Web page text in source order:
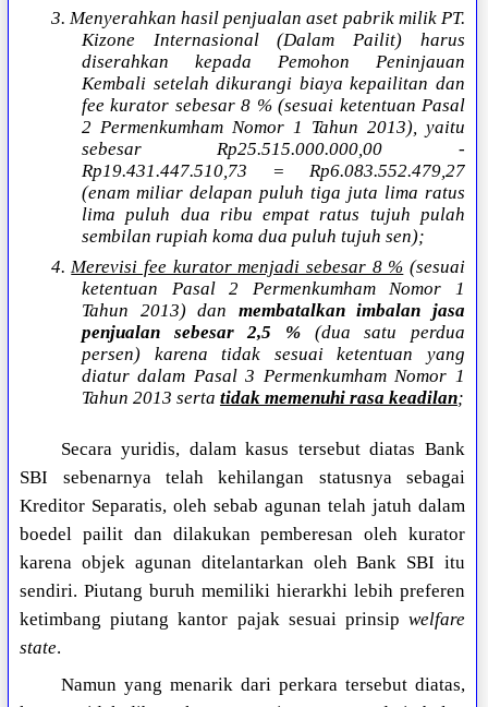
3. Menyerahkan hasil penjualan aset pabrik milik PT.
Kizone Internasional (Dalam Pailit) harus
diserahkan kepada Pemohon Peninjauan
Kembali setelah dikurangi biaya kepailitan dan
fee kurator sebesar 8 % (sesuai ketentuan Pasal
2 Permenkumham Nomor 1 Tahun 2013), yaitu
sebesar Rp25.515.000.000,00 -
Rp19.431.447.510,73 = Rp6.083.552.479,27
(enam miliar delapan puluh tiga juta lima ratus
lima puluh dua ribu empat ratus tujuh pulah
sembilan rupiah koma dua puluh tujuh sen);
4.Merevisi fee kurator menjadi sebesar 8 % (sesuai
ketentuan Pasal 2 Permenkumham Nomor 1
Tahun 2013) dan membatalkan imbalan jasa
penjualan sebesar 2,5 %(dua satu perdua
persen) karena tidak sesuai ketentuan yang
diatur dalam Pasal 3 Permenkumham Nomor 1
Tahun 2013 serta tidak memenuhi rasa keadilan;
Secara yuridis, dalam kasus tersebut diatas Bank
SBI sebenarnya telah kehilangan statusnya sebagai
Kreditor Separatis, oleh sebab agunan telah jatuh dalam
boedel pailit dan dilakukan pemberesan oleh kurator
karena objek agunan ditelantarkan oleh Bank SBI itu
sendiri. Piutang buruh memiliki hierarkhi lebih preferen
ketimbang piutang kantor pajak sesuai prinsip welfare
state.
Namun yang menarik dari perkara tersebut diatas,